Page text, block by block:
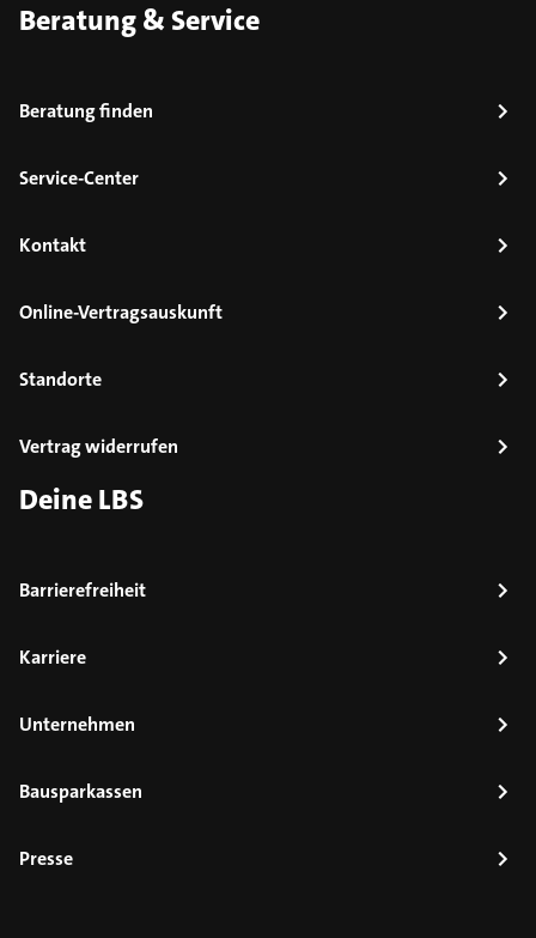
Beratung & Service
Beratung finden
Service-Center
Kontakt
Online-Vertragsauskunft
Standorte
Vertrag widerrufen
Deine LBS
Barrierefreiheit
Karriere
Unternehmen
Bausparkassen
Presse